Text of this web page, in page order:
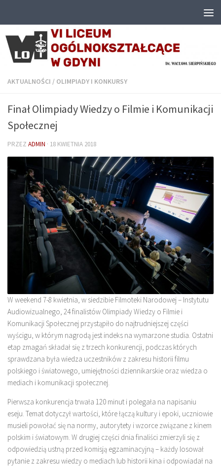
AKTUALNOŚCI / OLIMPIADY I KONKURSY
Finał Olimpiady Wiedzy o Filmie i Komunikacji
Społecznej
PRZEZ ADMIN · 18 KWIETNIA 2018
W weekend 7-8 kwietnia, w siedzibie Filmoteki Narodowej – Instytutu
Audiowizualnego, 24 finalistów Olimpiady Wiedzy o Filmie i
Komunikacji Społecznej przystąpiło do najtrudniejszej części
wyścigu, w którym nagrodą jest indeks na wymarzone studia. Ostatni
etap zmagań składał się z trzech konkurencji, podczas których
sprawdzana była wiedza uczestników z zakresu historii filmu
polskiego i światowego, umiejętności dziennikarskie oraz wiedza o
mediach i komunikacji społecznej.
Pierwsza konkurencja trwała 120 minut i polegała na napisaniu
eseju. Temat dotyczył wartości, które łączą kultury i epoki, uczniowie
musieli powołać się na normy, autorytety i wzorce związane z kinem
polskim i światowym. W drugiej części dnia finaliści zmierzyli się z
odpowiedzią ustną przed komisją egzaminacyjną – każdy losował
pytanie z zakresu wiedzy o mediach lub historii kina i odpowiadał na